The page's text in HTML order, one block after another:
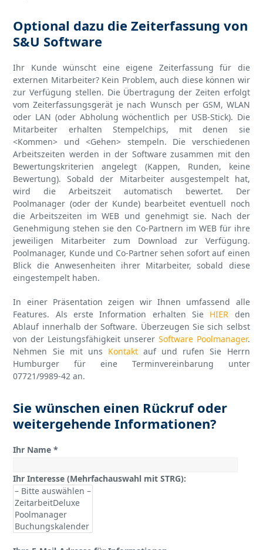
Optional dazu die Zeiterfassung von
S&U Software
Ihr Kunde wünscht eine eigene Zeiterfassung für die
externen Mitarbeiter? Kein Problem, auch diese können wir
zur Verfügung stellen. Die Übertragung der Zeiten erfolgt
vom Zeiterfassungsgerät je nach Wunsch per GSM, WLAN
oder LAN (oder Abholung wöchentlich per USB-Stick). Die
Mitarbeiter erhalten Stempelchips, mit denen sie
<Kommen> und <Gehen> stempeln. Die verschiedenen
Arbeitszeiten werden in der Software zusammen mit den
Bewertungskriterien angelegt (Kappen, Runden, keine
Bewertung). Sobald der Mitarbeiter ausgestempelt hat,
wird die Arbeitszeit automatisch bewertet. Der
Poolmanager (oder der Kunde) bearbeitet eventuell noch
die Arbeitszeiten im WEB und genehmigt sie. Nach der
Genehmigung stehen sie den Co-Partnern im WEB für ihre
jeweiligen Mitarbeiter zum Download zur Verfügung.
Poolmanager, Kunde und Co-Partner sehen sofort auf einen
Blick die Anwesenheiten ihrer Mitarbeiter, sobald diese
eingestempelt haben.
In einer Präsentation zeigen wir Ihnen umfassend alle
Features. Als erste Information erhalten Sie HIER den
Ablauf innerhalb der Software. Überzeugen Sie sich selbst
von der Leistungsfähigkeit unserer Software Poolmanager.
Nehmen Sie mit uns Kontaktauf und rufen Sie Herrn
Humburger für eine Terminvereinbarung unter
07721/9989-42 an.
Sie wünschen einen Rückruf oder
weitergehende Informationen?
Ihr Name *
Ihr Interesse (Mehrfachauswahl mit STRG):